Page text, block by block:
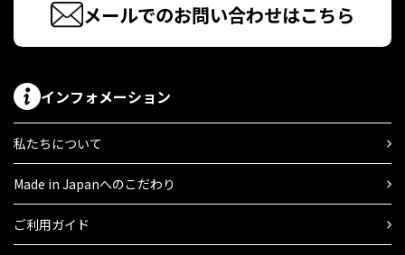
メールでのお問い合わせはこちら
インフォメーション
私たちについて
Made in Japanへのこだわり
ご利用ガイド